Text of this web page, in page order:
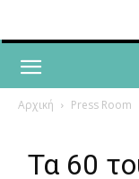
Αρχική Press Room
Τα 60